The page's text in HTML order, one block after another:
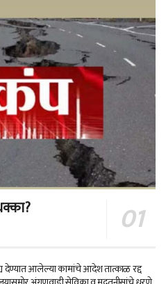
देण्यात आलेल्या कामांचे आदेश तात्काळ रद्द